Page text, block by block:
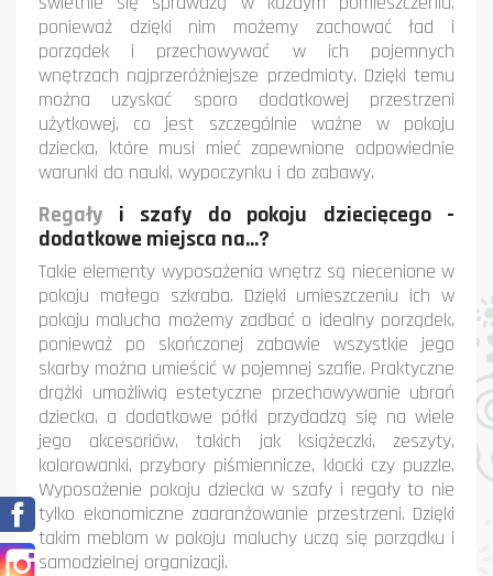
ponieważ dzięki nim możemy zachować ład i
porządek i przechowywać w ich pojemnych
wnętrzach najprzeróżniejsze przedmioty. Dzięki temu
można uzyskać sporo dodatkowej przestrzeni
użytkowej, co jest szczególnie ważne w pokoju
dziecka, które musi mieć zapewnione odpowiednie
warunki do nauki, wypoczynku i do zabawy.
Regały i szafy do pokoju dziecięcego -
dodatkowe miejsca na...?
Takie elementy wyposażenia wnętrz są niecenione w
pokoju małego szkraba. Dzięki umieszczeniu ich w
pokoju malucha możemy zadbać o idealny porządek,
ponieważ po skończonej zabawie wszystkie jego
skarby można umieścić w pojemnej szafie. Praktyczne
drążki umożliwią estetyczne przechowywanie ubrań
dziecka, a dodatkowe półki przydadzą się na wiele
jego akcesoriów, takich jak książeczki, zeszyty,
kolorowanki, przybory piśmiennicze, klocki czy puzzle.
Wyposażenie pokoju dziecka w szafy i regały to nie
tylko ekonomiczne zaaranżowanie przestrzeni. Dzięki
takim meblom w pokoju maluchy uczą się porządku i
samodzielnej organizacji.
Facebook
Instagram